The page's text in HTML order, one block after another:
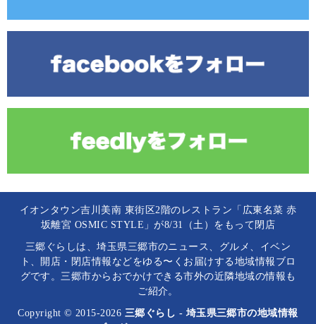
イオンタウン吉川美南 東街区2階のレストラン「広東名菜 赤
坂離宮 OSMIC STYLE」が8/31（土）をもって閉店
三郷ぐらしは、埼玉県三郷市のニュース、グルメ、イベン
ト、開店・閉店情報などをゆる〜くお届けする地域情報ブロ
グです。三郷市からおでかけできる市外の近隣地域の情報も
ご紹介。
Copyright © 2015-2026 三郷ぐらし - 埼玉県三郷市の地域情報